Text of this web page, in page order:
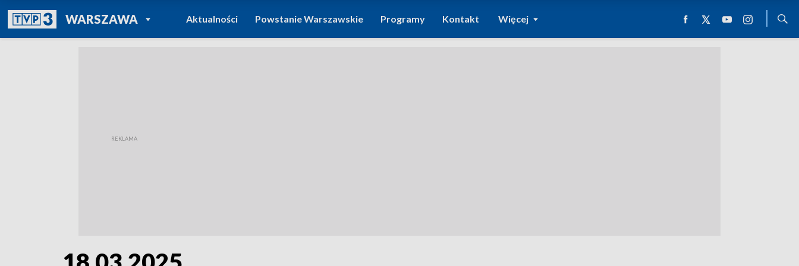
WARSZAWAPOWRÓT DO
TVP REGIONY
Aktualności Powstanie Warszawskie Programy Kontakt Więcej